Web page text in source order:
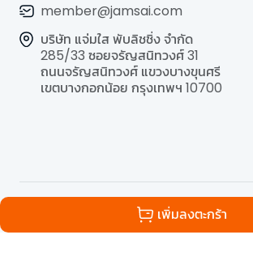
เพิ่มลงตะกร้า
member@jamsai.com
บริษัท แจ่มใส พับลิชชิ่ง จำกัด
285/33 ซอยจรัญสนิทวงศ์ 31
ถนนจรัญสนิทวงศ์ แขวงบางขุนศรี
เขตบางกอกน้อย กรุงเทพฯ 10700
All Rights Reserved | Powered by